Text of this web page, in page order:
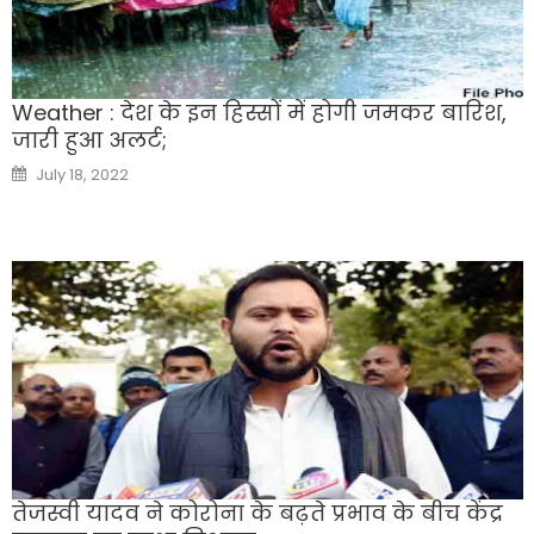
Weather : देश के इन हिस्सों में होगी जमकर बारिश,
जारी हुआ अलर्ट;
Posted
on
July 18, 2022
तेजस्वी यादव ने कोरोना के बढ़ते प्रभाव के बीच केंद्र